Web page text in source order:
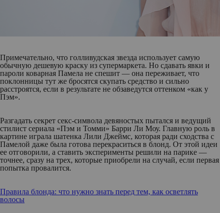
Примечательно, что голливудская звезда использует самую
обычную дешевую краску из супермаркета. Но сдавать явки и
пароли коварная Памела не спешит — она переживает, что
поклонницы тут же бросятся скупать средство и сильно
расстроятся, если в результате не обзаведутся оттенком «как у
Пэм».
Разгадать секрет секс-символа девяностых пытался и ведущий
стилист сериала «Пэм и Томми» Барри Ли Моу. Главную роль в
картине играла шатенка Лили Джеймс, которая ради сходства с
Памелой даже была готова перекраситься в блонд. От этой идеи
ее отговорили, а ставить эксперименты решили на парике —
точнее, сразу на трех, которые приобрели на случай, если первая
попытка провалится.
Правила блонда: что нужно знать перед тем, как осветлять
волосы